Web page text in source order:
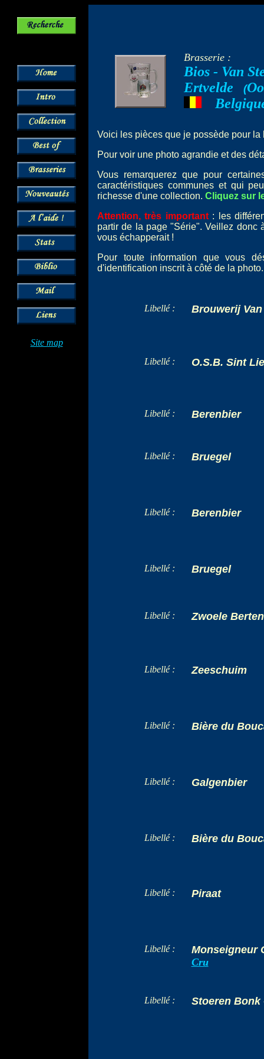
Site map
Brasserie :
Bios - Van
Ertvelde
(
Voici les pièces que je possède pour
Pour voir une photo agrandie et des
Vous remarquerez que pour
caractéristiques communes et qui
richesse d'une collection. Cliquez sur
Attention, très important: les
partir de la page "Série". Veillez donc
vous échapperait !
Pour toute information que vous
d'identification inscrit à côté de la photo.
Libellé : Brouwerij
Libellé : O.S.B. Sint
Libellé : Berenbier
Libellé : Bruegel
Libellé : Berenbier
Libellé : Bruegel
Libellé : Zwoele Berten
Libellé : Zeeschuim
Libellé : Bière du
Libellé : Galgenbier
Libellé : Bière du
Libellé : Piraat
Libellé :
Monseigneur
Cru
Libellé : Stoeren